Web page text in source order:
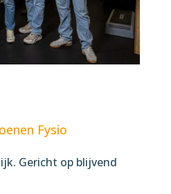
Fysio
Gericht op blijvend